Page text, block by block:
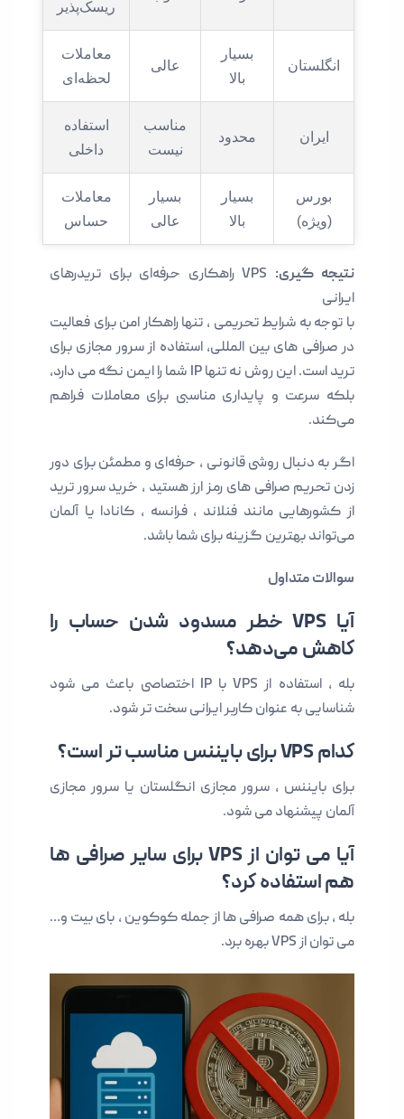
ریسک‌پذیر
انگلستان
بسیار
بالا
عالی
معاملات
لحظه‌ای
ایران محدود
مناسب
نیست
استفاده
داخلی
بورس
(ویژه)
بسیار
بالا
بسیار
عالی
معاملات
حساس
نتیجه گیری:
VPS راهکاری حرفه‌ای برای تریدرهای
ایرانی
با توجه به شرایط تحریمی ، تنها راهکار امن برای فعالیت
در صرافی های بین المللی، استفاده از سرور مجازی برای
ترید است. این روش نه تنها IP شما را ایمن نگه می دارد،
بلکه سرعت و پایداری مناسبی برای معاملات فراهم
می‌کند.
اگر به دنبال روشی قانونی ، حرفه‌ای و مطمئن برای دور
زدن تحریم صرافی های رمز ارز هستید ، خرید سرور ترید
از کشورهایی مانند فنلاند ، فرانسه ، کانادا یا آلمان
می‌تواند بهترین گزینه برای شما باشد.
سوالات متداول
آیا VPS خطر مسدود شدن حساب را
کاهش می‌دهد؟
بله ، استفاده از VPS با IP اختصاصی باعث می شود
شناسایی به عنوان کاربر ایرانی سخت تر شود.
کدام VPS برای بایننس مناسب تر است؟
برای بایننس ، سرور مجازی انگلستان یا سرور مجازی
آلمان پیشنهاد می شود.
آیا می توان از VPS برای سایر صرافی ها
هم استفاده کرد؟
بله ، برای همه صرافی ها از جمله کوکوین ، بای بیت و…
می توان از VPS بهره برد.